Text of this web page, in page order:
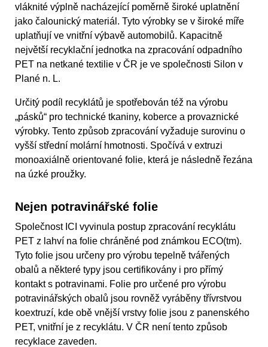
vláknité výplně nacházející poměrně široké uplatnění
jako čalounický materiál. Tyto výrobky se v široké míře
uplatňují ve vnitřní výbavě automobilů. Kapacitně
největší recyklační jednotka na zpracování odpadního
PET na netkané textilie v ČR je ve společnosti Silon v
Plané n. L.
Určitý podíl recyklátů je spotřebován též na výrobu
„pásků“ pro technické tkaniny, koberce a provaznické
výrobky. Tento způsob zpracování vyžaduje surovinu o
vyšší střední molární hmotnosti. Spočívá v extruzi
monoaxiálně orientované folie, která je následně řezána
na úzké proužky.
Nejen potravinářské folie
Společnost ICI vyvinula postup zpracování recyklátu
PET z lahví na folie chráněné pod známkou ECO(tm).
Tyto folie jsou určeny pro výrobu tepelně tvářených
obalů a některé typy jsou certifikovány i pro přímý
kontakt s potravinami. Folie pro určené pro výrobu
potravinářských obalů jsou rovněž vyráběny třívrstvou
koextruzí, kde obě vnější vrstvy folie jsou z panenského
PET, vnitřní je z recyklátu. V ČR není tento způsob
recyklace zaveden.